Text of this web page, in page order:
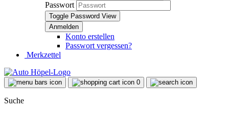
Passwort
Toggle Password View
Konto erstellen
Passwort vergessen?
Merkzettel
0
Suche